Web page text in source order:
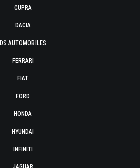
CUPRA
DACIA
DS AUTOMOBILES
FERRARI
FIAT
FORD
HONDA
HYUNDAI
INFINITI